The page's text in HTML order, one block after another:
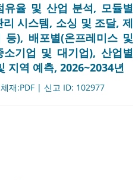
율 및 산업 분석, 모듈별
시스템, 소싱 및 조달, 제
), 배포별(온프레미스 및
기업 및 대기업), 산업별
지역 예측, 2026~2034년
재:PDF | 신고 ID: 102977